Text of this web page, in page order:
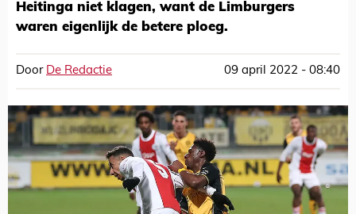
Heitinga niet klagen, want de Limburgers
waren eigenlijk de betere ploeg.
Door De Redactie 09 april 2022 - 08:40